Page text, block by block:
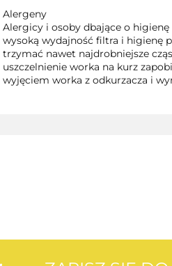
Alergeny
Alergicy i osoby dbające o
wysoką wydajność filtra i higienę
trzymać nawet najdrobniejsze
uszczelnienie worka na kurz
wyjęciem worka z odkurzacza i